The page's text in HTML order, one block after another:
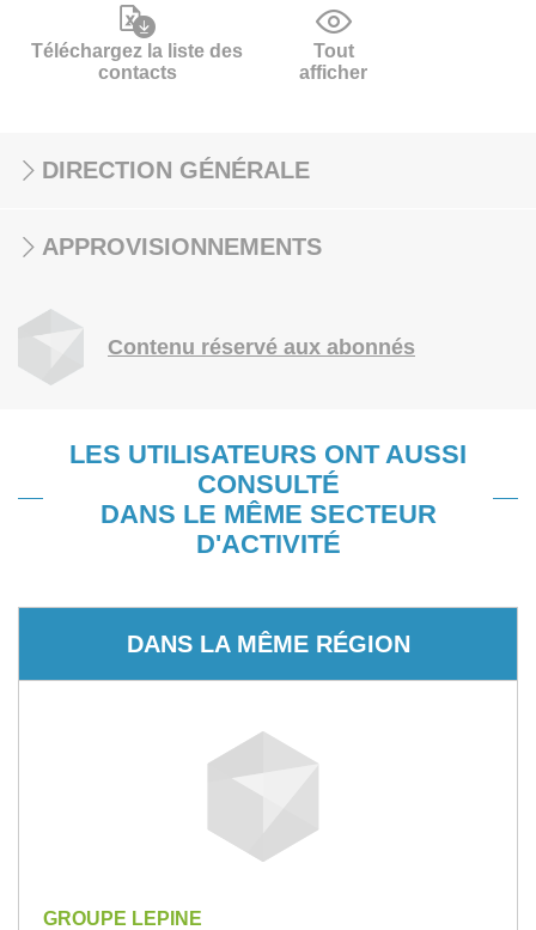
Téléchargez la liste des
contacts
Tout
afficher
DIRECTION GÉNÉRALE
APPROVISIONNEMENTS
Contenu réservé aux abonnés
LES UTILISATEURS ONT AUSSI
CONSULTÉ
DANS LE MÊME SECTEUR
D'ACTIVITÉ
DANS LA MÊME RÉGION
GROUPE LEPINE